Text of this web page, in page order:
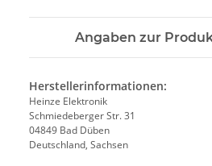
Angaben zur
Herstellerinformationen:
Heinze Elektronik
Schmiedeberger Str. 31
04849 Bad Düben
Deutschland, Sachsen